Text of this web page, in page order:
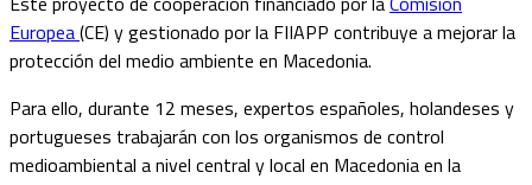
Europea(CE) y gestionado por la FIIAPP contribuye a mejorar la
protección del medio ambiente en Macedonia.
Para ello, durante 12 meses, expertos españoles, holandeses y
portugueses trabajarán con los organismos de control
medioambiental a nivel central y local en Macedonia en la